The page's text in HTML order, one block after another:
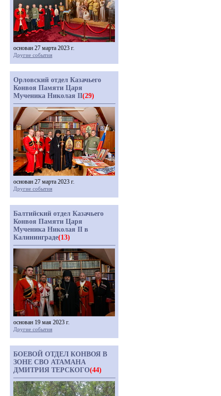
основан 27 марта 2023 г.
Другие события
Орловский отдел Казачьего
Конвоя Памяти Царя
Мученика Николая II(29)
основан 27 марта 2023 г.
Другие события
Балтийский отдел Казачьего
Конвоя Памяти Царя
Мученика Николая II в
Калининграде(13)
основан 19 мая 2023 г.
Другие события
БОЕВОЙ ОТДЕЛ КОНВОЯ В
ЗОНЕ СВО АТАМАНА
ДМИТРИЯ ТЕРСКОГО(44)